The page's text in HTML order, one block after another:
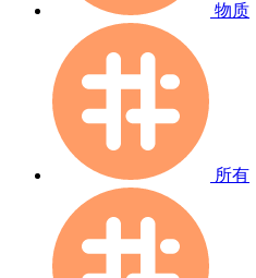
物质
所有